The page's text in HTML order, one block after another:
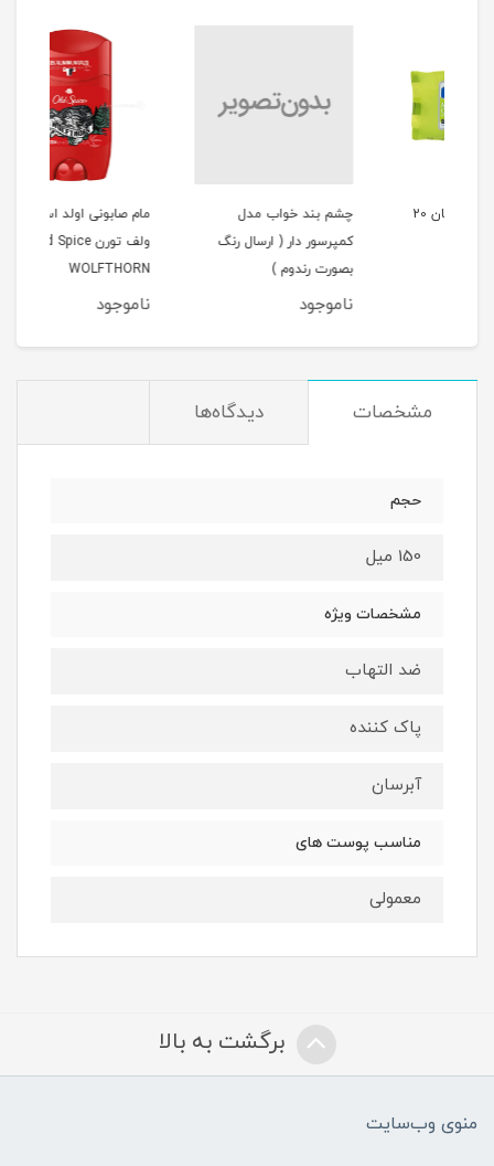
چشم بند خواب مدل
کمپرسور دار ( ارسال رنگ
بصورت رندوم )
مام صابونی اولد اسپایس
ولف تورن Old Spice
WOLFTHORN
مشخصات دیدگاه‌ها
حجم
150 میل
مشخصات ویژه
ضد التهاب
پاک کننده
آبرسان
مناسب پوست های
معمولی
برگشت به بالا
منوی وب‌سایت